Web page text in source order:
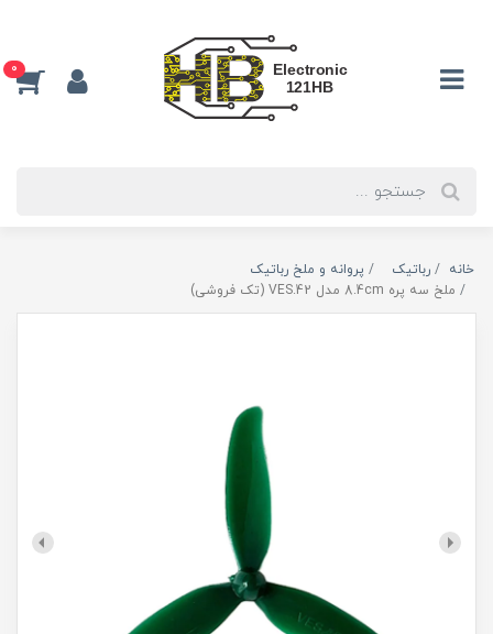
0
خانه رباتیک
پروانه و ملخ رباتیک
ملخ سه پره 8.4cm مدل VES.42 (تک فروشی)